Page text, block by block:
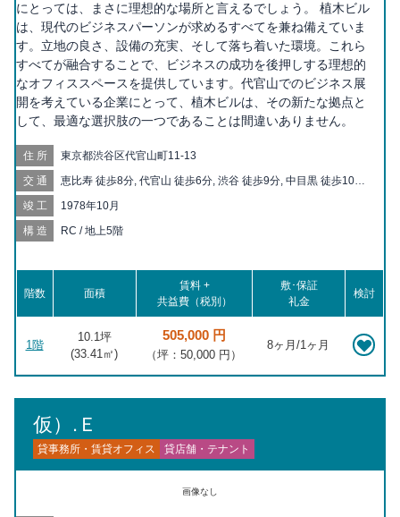
にとっては、まさに理想的な場所と言えるでしょう。 植木ビル
は、現代のビジネスパーソンが求めるすべてを兼ね備えていま
す。立地の良さ、設備の充実、そして落ち着いた環境。これら
すべてが融合することで、ビジネスの成功を後押しする理想的
なオフィススペースを提供しています。代官山でのビジネス展
開を考えている企業にとって、植木ビルは、その新たな拠点と
して、最適な選択肢の一つであることは間違いありません。
住所 東京都渋谷区代官山町11-13
交通
恵比寿 徒歩8分, 代官山 徒歩6分, 渋谷 徒歩9分, 中目黒 徒歩10分,
竣工 1978年10月
構造 RC / 地上5階
階数 面積
賃料 +
共益費（税別）
敷･保証
礼金
検討
1階
10.1坪
(33.41㎡)
505,000 円
（坪：50,000 円）
8ヶ月/1ヶ月
仮）.Ｅ
貸事務所・賃貸オフィス 貸店舗・テナント
画像なし